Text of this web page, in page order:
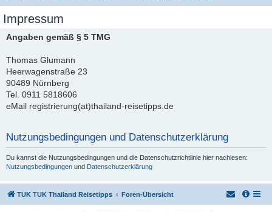
Impressum
Angaben gemäß § 5 TMG
Thomas Glumann
Heerwagenstraße 23
90489 Nürnberg
Tel. 0911 5818606
eMail registrierung(at)thailand-reisetipps.de
Nutzungsbedingungen und Datenschutzerklärung
Du kannst die Nutzungsbedingungen und die Datenschutzrichtlinie hier nachlesen:
Nutzungsbedingungen und Datenschutzerklärung
TUK TUK Thailand Reisetipps Foren-Übersicht